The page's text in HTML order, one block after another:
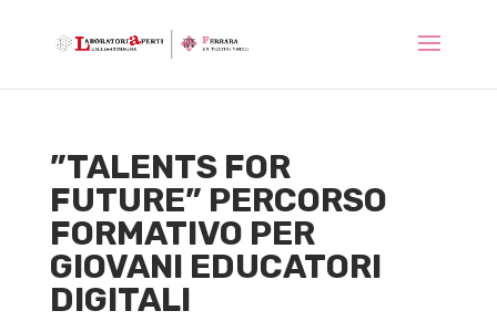
”TALENTS FOR
FUTURE” PERCORSO
FORMATIVO PER
GIOVANI EDUCATORI
DIGITALI